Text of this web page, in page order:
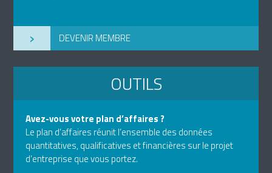
› DEVENIR MEMBRE
OUTILS
Avez-vous votre plan d’affaires ?
Le plan d’affaires réunit l’ensemble des données
quantitatives, qualificatives et financières sur le projet
d’entreprise que vous portez.